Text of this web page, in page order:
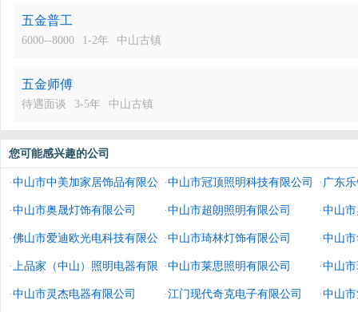
五金普工
6000--8000 1-2年 中山古镇
五金师傅
待遇面谈 3-5年 中山古镇
您可能感兴趣的公司
·中山市中美加家居饰品有限公
司
·中山市冠顶照明科技有限公司 ·广东
·中山市奥晟灯饰有限公司 ·中山市超朗照明有限公司 ·中山
·佛山市爱迪欧光电科技有限公
司
·中山市琦林灯饰有限公司 ·中山
·上品家（中山）照明电器有限
公司
·中山市莱思照明有限公司 ·中山
·中山市灵杰电器有限公司 ·江门现代奇克电子有限公司 ·中山